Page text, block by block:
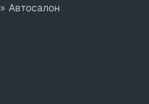
» Автосалон